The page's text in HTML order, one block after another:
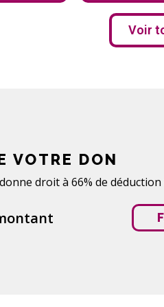
Voir
VOTRE DON
droit à 66% de déduction